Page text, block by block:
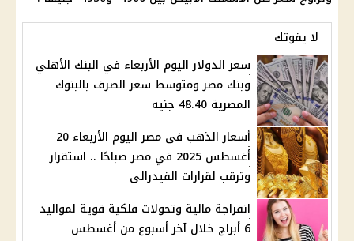
لا يفوتك
سعر الدولار اليوم الأربعاء في البنك الأهلي
وبنك مصر ومتوسط سعر الصرف بالبنوك
المصرية 48.40 جنيه
أسعار الذهب فى مصر اليوم الأربعاء 20
أغسطس 2025 في مصر صباحًا .. استقرار
وترقب لقرارات الفيدرالى
انفراجة مالية وتحولات فلكية قوية لمواليد
6 أبراج خلال آخر أسبوع من أغسطس